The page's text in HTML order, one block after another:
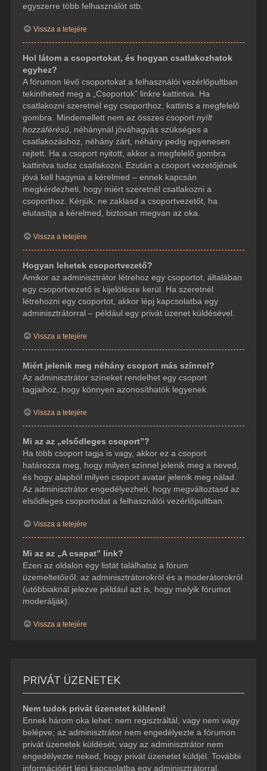
egyszerre több felhasználót stb.
Vissza a tetejére
Hol látom a csoportokat, és hogyan csatlakozhatok
egyhez?
A fórumon lévő csoportokat a felhasználói vezérlőpultban
tekintheted meg a „Csoportok” linkre kattintva. Ha
csatlakozni szeretnél egy csoporthoz, kattints a megfelelő
gombra. Mindemellett nem az összes csoport nyílt
hozzáférésű, néhánynál jóváhagyás szükséges a
csatlakozáshoz, néhány zárt, néhány pedig egyenesen
rejtett. Ha a csoport nyitott, akkor a megfelelő gombra
kattintva tudsz csatlakozni. Ezután a csoport vezetőjének
jóvá kell hagynia a kérelmed – ennek kapcsán
megkérdezheti, hogy miért szeretnél csatlakozni a
csoporthoz. Kérjük, ne zaklasd a csoportvezetőt, ha
elutasítja a kérelmed, biztosan megvan az oka.
Vissza a tetejére
Hogyan lehetek csoportvezető?
Amikor az adminisztrátor létrehoz egy csoportot, általában
egy csoportvezető is kijelölésre kerül. Ha szeretnél
létrehozni egy csoportot, akkor lépj kapcsolatba egy
adminisztrátorral – például egy privát üzenet küldésével.
Vissza a tetejére
Miért jelenik meg néhány csoport más színnel?
Az adminisztrátor színeket rendelhet egy csoport
tagjaihoz, hogy könnyen azonosíthatók legyenek.
Vissza a tetejére
Mi az az „elsődleges csoport”?
Ha több csoport tagja is vagy, akkor ez a csoport
határozza meg, hogy milyen színnel jelenik meg a neved,
és hogy alapból milyen csoport avatar jelenik meg nálad.
Az adminisztrátor engedélyezheti, hogy megváltoztasd az
elsődleges csoportodat a felhasználói vezérlőpultban.
Vissza a tetejére
Mi az az „A csapat” link?
Ezen az oldalon egy listát találhatsz a fórum
üzemeltetőiről: az adminisztrátorokról és a moderátorokról
(utóbbiaknál jelezve például azt is, hogy melyik fórumot
moderálják).
Vissza a tetejére
PRIVÁT ÜZENETEK
Nem tudok privát üzenetet küldeni!
Ennek három oka lehet: nem regisztráltál, vagy nem vagy
belépve; az adminisztrátor nem engedélyezte a fórumon
privát üzenetek küldését; vagy az adminisztrátor nem
engedélyezte neked, hogy privát üzenetet küldjél. További
információért lépj kapcsolatba egy adminisztrátorral.